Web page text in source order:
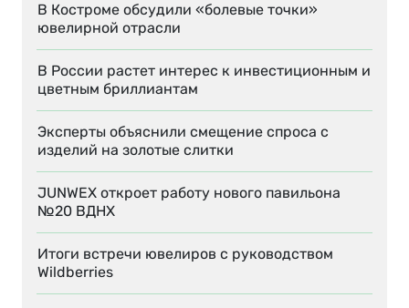
В Костроме обсудили «болевые точки»
ювелирной отрасли
В России растет интерес к инвестиционным и
цветным бриллиантам
Эксперты объяснили смещение спроса с
изделий на золотые слитки
JUNWEX откроет работу нового павильона
№20 ВДНХ
Итоги встречи ювелиров с руководством
Wildberries